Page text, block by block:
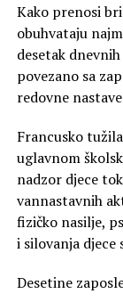
Kako prenosi
obuhvataju
desetak
povezano sa
redovne
Francusko
uglavnom
nadzor djece
vannastavnih
fizičko nasilje,
i silovanja djece
Desetine